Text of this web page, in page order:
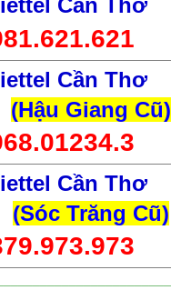
Cần Thơ
(Hậu Giang Cũ)
Cần Thơ
(Sóc Trăng Cũ)